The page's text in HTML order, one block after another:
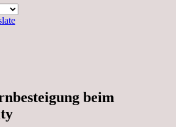
beim